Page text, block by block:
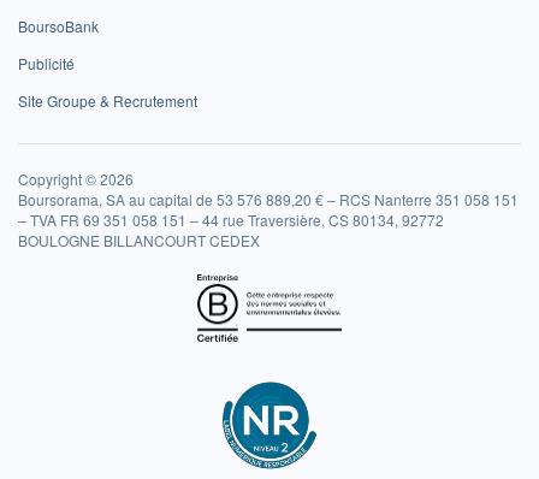
BoursoBank
Publicité
Site Groupe & Recrutement
Copyright © 2026
Boursorama, SA au capital de 53 576 889,20 € – RCS Nanterre 351 058 151
– TVA FR 69 351 058 151 – 44 rue Traversière, CS 80134, 92772
BOULOGNE BILLANCOURT CEDEX